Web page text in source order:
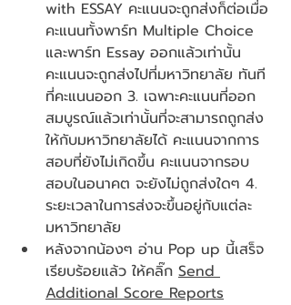
with ESSAY คะแนนจะถูกส่งก็ต่อเมื่อ
คะแนนทั้งพาร์ท Multiple Choice
และพาร์ท Essay ออกแล้วเท่านั้น
คะแนนจะถูกส่งไปที่มหาวิทยาลัย ทันที
ที่คะแนนออก 3. เฉพาะคะแนนที่ออก
สมบูรณ์แล้วเท่านั้นที่จะสามารถถูกส่ง
ให้กับมหาวิทยาลัยได้ คะแนนจากการ
สอบที่ยังไม่เกิดขึ้น คะแนนจากรอบ
สอบในอนาคต จะยังไม่ถูกส่งใดๆ 4.
ระยะเวลาในการส่งจะขึ้นอยู่กับแต่ละ
มหาวิทยาลัย
หลังจากน้องๆ อ่าน Pop up นี้เสร็จ
เรียบร้อยแล้ว ให้คลิ๊ก Send
Additional Score Reports